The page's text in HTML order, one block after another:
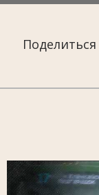
Поделиться